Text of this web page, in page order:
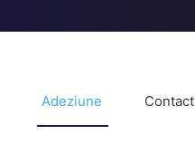
Adeziune Contact